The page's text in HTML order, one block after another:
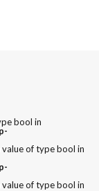
bool in
of type bool in
of type bool in